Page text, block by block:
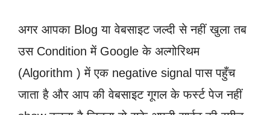
अगर आपका Blog या वेबसाइट जल्दी से नहीं खुला तब
उस Condition में Google के अल्गोरिथम
(Algorithm ) में एक negative signal पास पहुँच
जाता है और आप की वेबसाइट गूगल के फर्स्ट पेज नहीं